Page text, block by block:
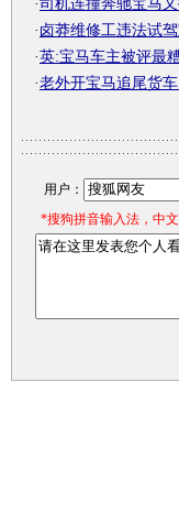
·司机连撞奔驰宝马
· 卤莽维修工违法试
·英:宝马车主被评最
·老外开宝马追尾货
用户：
*搜狗拼音输入法，中